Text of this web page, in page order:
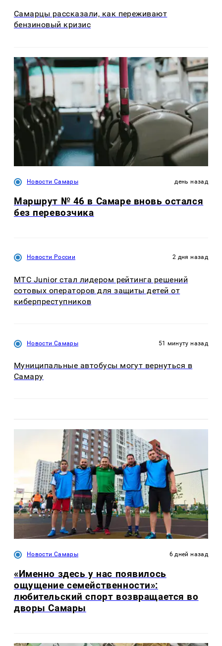
Самарцы рассказали, как переживают
бензиновый кризис
Новости Самары день назад
Маршрут № 46 в Самаре вновь остался
без перевозчика
Новости России 2 дня назад
МТС Junior стал лидером рейтинга решений
сотовых операторов для защиты детей от
киберпреступников
Новости Самары 51 минуту назад
Муниципальные автобусы могут вернуться в
Самару
Новости Самары 6 дней назад
«Именно здесь у нас появилось
ощущение семейственности»:
любительский спорт возвращается во
дворы Самары